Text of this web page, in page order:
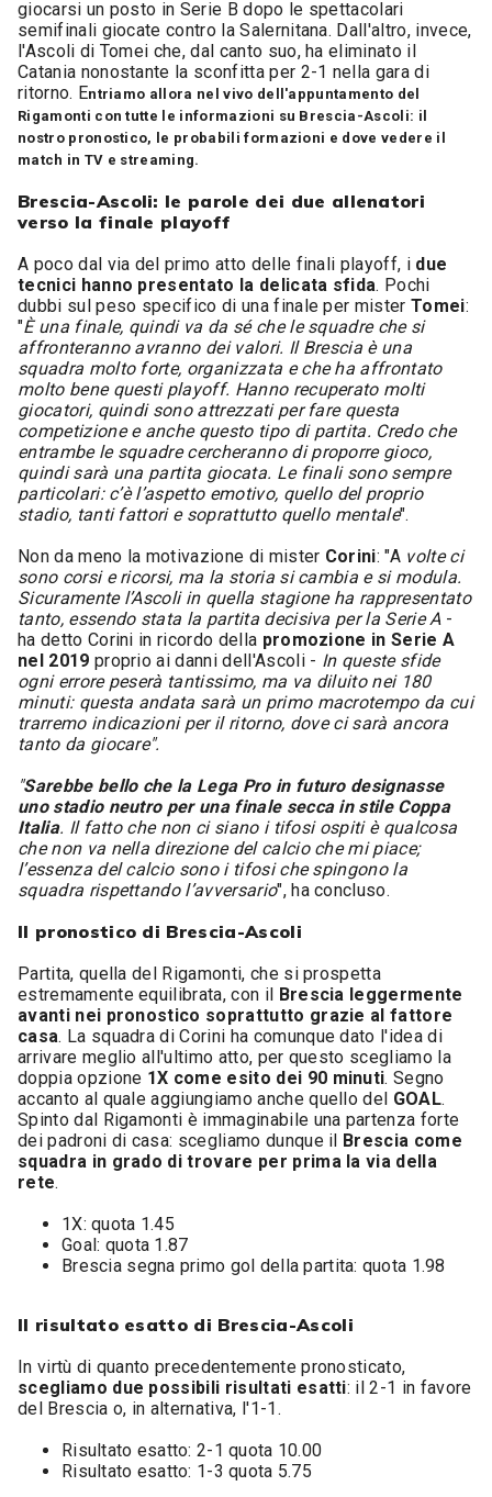
giocarsi un posto in Serie B dopo le spettacolari
semifinali giocate contro la Salernitana. Dall'altro, invece,
l'Ascoli di Tomei che, dal canto suo, ha eliminato il
Catania nonostante la sconfitta per 2-1 nella gara di
ritorno. Entriamo allora nel vivo dell'appuntamento del
Rigamonti con tutte le informazioni su Brescia-Ascoli: il
nostro pronostico, le probabili formazioni e dove vedere il
match in TV e streaming.
Brescia-Ascoli: le parole dei due allenatori
verso la finale playoff
A poco dal via del primo atto delle finali playoff, i due
tecnici hanno presentato la delicata sfida. Pochi
dubbi sul peso specifico di una finale per misterTomei:
"È una finale, quindi va da sé che le squadre che si
affronteranno avranno dei valori. Il Brescia è una
squadra molto forte, organizzata e che ha affrontato
molto bene questi playoff. Hanno recuperato molti
giocatori, quindi sono attrezzati per fare questa
competizione e anche questo tipo di partita. Credo che
entrambe le squadre cercheranno di proporre gioco,
quindi sarà una partita giocata. Le finali sono sempre
particolari: c’è l’aspetto emotivo, quello del proprio
stadio, tanti fattori e soprattutto quello mentale".
Non da meno la motivazione di mister Corini: "A volte ci
sono corsi e ricorsi, ma la storia si cambia e si modula.
Sicuramente l’Ascoli in quella stagione ha rappresentato
tanto, essendo stata la partita decisiva per la Serie A-
ha detto Corini in ricordo della promozione in Serie A
nel 2019 proprio ai danni dell'Ascoli - In queste sfide
ogni errore peserà tantissimo, ma va diluito nei 180
minuti: questa andata sarà un primo macrotempo da cui
trarremo indicazioni per il ritorno, dove ci sarà ancora
tanto da giocare".
"Sarebbe bello che la Lega Pro in futuro designasse
uno stadio neutro per una finale secca in stile Coppa
Italia. Il fatto che non ci siano i tifosi ospiti è qualcosa
che non va nella direzione del calcio che mi piace;
l’essenza del calcio sono i tifosi che spingono la
squadra rispettando l’avversario", ha concluso.
Il pronostico di Brescia-Ascoli
Partita, quella del Rigamonti, che si prospetta
estremamente equilibrata, con il Brescia leggermente
avanti nei pronostico soprattutto grazie al fattore
casa. La squadra di Corini ha comunque dato l'idea di
arrivare meglio all'ultimo atto, per questo scegliamo la
doppia opzione 1X come esito dei 90 minuti. Segno
accanto al quale aggiungiamo anche quello del GOAL.
Spinto dal Rigamonti è immaginabile una partenza forte
dei padroni di casa: scegliamo dunque il Brescia come
squadra in grado di trovare per prima la via della
rete.
1X: quota 1.45
Goal: quota 1.87
Brescia segna primo gol della partita: quota 1.98
Il risultato esatto di Brescia-Ascoli
In virtù di quanto precedentemente pronosticato,
scegliamo due possibili risultati esatti: il 2-1 in favore
del Brescia o, in alternativa, l'1-1.
Risultato esatto: 2-1 quota 10.00
Risultato esatto: 1-3 quota 5.75